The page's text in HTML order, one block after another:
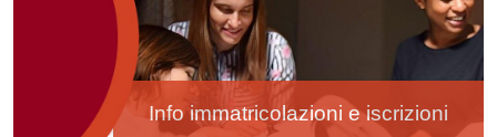
Info immatricolazioni e iscrizioni